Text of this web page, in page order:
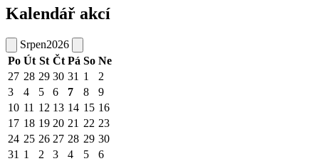
Kalendář akcí
Srpen2026
Po Út St Čt Pá So Ne
27 28 29 30 31 1
2
3
4 5 6 7 8
9
10 11 12 13 14 15 16
17 18 19 20 21 22 23
24 25 26 27 28 29 30
31 1 2 3 4 5 6